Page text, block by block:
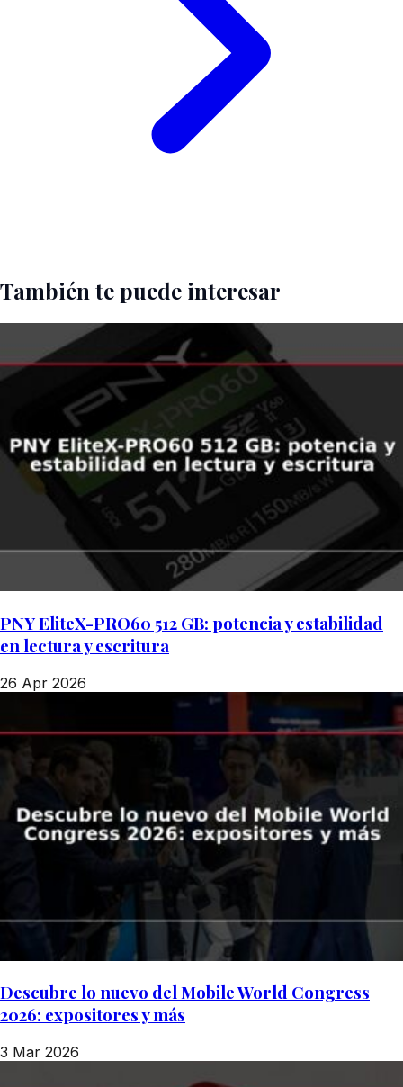
También te puede interesar
PNY EliteX-PRO60 512 GB: potencia y estabilidad
en lectura y escritura
26 Apr 2026
Descubre lo nuevo del Mobile World Congress
2026: expositores y más
3 Mar 2026